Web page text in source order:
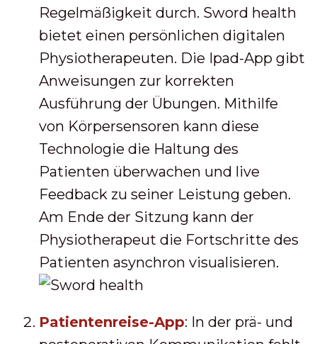
Regelmäßigkeit durch. Sword health
bietet einen persönlichen digitalen
Physiotherapeuten. Die Ipad-App gibt
Anweisungen zur korrekten
Ausführung der Übungen. Mithilfe
von Körpersensoren kann diese
Technologie die Haltung des
Patienten überwachen und live
Feedback zu seiner Leistung geben.
Am Ende der Sitzung kann der
Physiotherapeut die Fortschritte des
Patienten asynchron visualisieren.
Patientenreise-App: In der prä- und